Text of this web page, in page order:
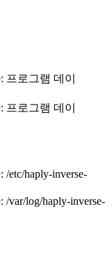
로그램 데이
로그램 데이
haply-inverse-
log/haply-inverse-